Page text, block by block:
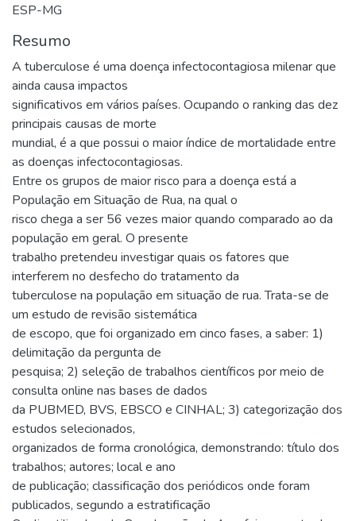
ESP-MG
Resumo
A tuberculose é uma doença infectocontagiosa milenar que
ainda causa impactos
significativos em vários países. Ocupando o ranking das dez
principais causas de morte
mundial, é a que possui o maior índice de mortalidade entre
as doenças infectocontagiosas.
Entre os grupos de maior risco para a doença está a
População em Situação de Rua, na qual o
risco chega a ser 56 vezes maior quando comparado ao da
população em geral. O presente
trabalho pretendeu investigar quais os fatores que
interferem no desfecho do tratamento da
tuberculose na população em situação de rua. Trata-se de
um estudo de revisão sistemática
de escopo, que foi organizado em cinco fases, a saber: 1)
delimitação da pergunta de
pesquisa; 2) seleção de trabalhos científicos por meio de
consulta online nas bases de dados
da PUBMED, BVS, EBSCO e CINHAL; 3) categorização dos
estudos selecionados,
organizados de forma cronológica, demonstrando: título dos
trabalhos; autores; local e ano
de publicação; classificação dos periódicos onde foram
publicados, segundo a estratificação